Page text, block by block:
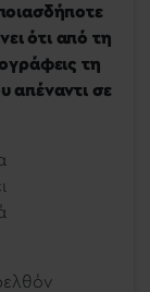
ότι από τη
τη
απέναντι σε